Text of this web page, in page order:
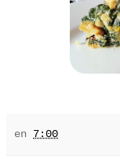
en 7:00